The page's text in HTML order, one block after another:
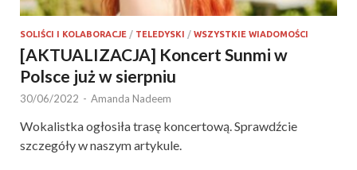
SOLIŚCI I KOLABORACJE / TELEDYSKI / WSZYSTKIE WIADOMOŚCI
[AKTUALIZACJA] Koncert Sunmi w
Polsce już w sierpniu
30/06/2022 - Amanda Nadeem
Wokalistka ogłosiła trasę koncertową. Sprawdźcie
szczegóły w naszym artykule.